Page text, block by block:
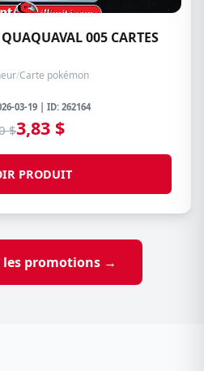
005 CARTES
/Carte pokémon
03-19 | ID: 262164
$3,83 $
PRODUIT
promotions →